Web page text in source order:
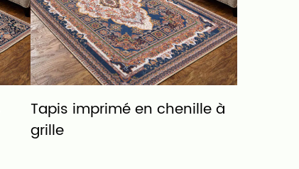
Tapis imprimé en chenille à
grille